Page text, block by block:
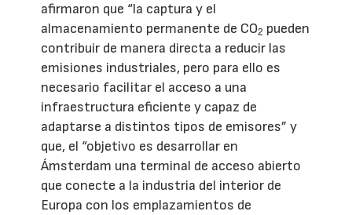
afirmaron que “la captura y el
almacenamiento permanente de CO2 pueden
contribuir de manera directa a reducir las
emisiones industriales, pero para ello es
necesario facilitar el acceso a una
infraestructura eficiente y capaz de
adaptarse a distintos tipos de emisores” y
que, el “objetivo es desarrollar en
Ámsterdam una terminal de acceso abierto
que conecte a la industria del interior de
Europa con los emplazamientos de